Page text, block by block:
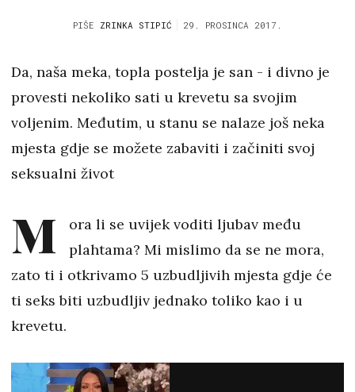
PIŠE ZRINKA STIPIĆ 29. PROSINCA 2017.
Da, naša meka, topla postelja je san - i divno je
provesti nekoliko sati u krevetu sa svojim
voljenim. Međutim, u stanu se nalaze još neka
mjesta gdje se možete zabaviti i začiniti svoj
seksualni život
M
ora li se uvijek voditi ljubav među
plahtama? Mi mislimo da se ne mora,
zato ti i otkrivamo 5 uzbudljivih mjesta gdje će
ti seks biti uzbudljiv jednako toliko kao i u
krevetu.